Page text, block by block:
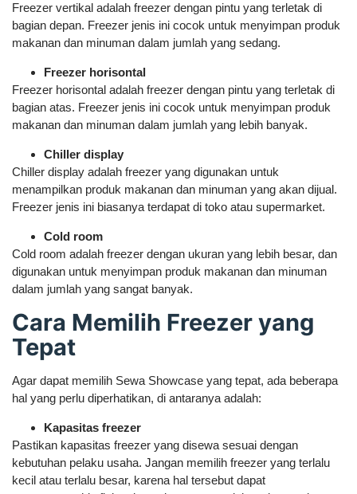
Freezer vertikal adalah freezer dengan pintu yang terletak di
bagian depan. Freezer jenis ini cocok untuk menyimpan produk
makanan dan minuman dalam jumlah yang sedang.
Freezer horisontal
Freezer horisontal adalah freezer dengan pintu yang terletak di
bagian atas. Freezer jenis ini cocok untuk menyimpan produk
makanan dan minuman dalam jumlah yang lebih banyak.
Chiller display
Chiller display adalah freezer yang digunakan untuk
menampilkan produk makanan dan minuman yang akan dijual.
Freezer jenis ini biasanya terdapat di toko atau supermarket.
Cold room
Cold room adalah freezer dengan ukuran yang lebih besar, dan
digunakan untuk menyimpan produk makanan dan minuman
dalam jumlah yang sangat banyak.
Cara Memilih Freezer yang
Tepat
Agar dapat memilih Sewa Showcase yang tepat, ada beberapa
hal yang perlu diperhatikan, di antaranya adalah:
Kapasitas freezer
Pastikan kapasitas freezer yang disewa sesuai dengan
kebutuhan pelaku usaha. Jangan memilih freezer yang terlalu
kecil atau terlalu besar, karena hal tersebut dapat